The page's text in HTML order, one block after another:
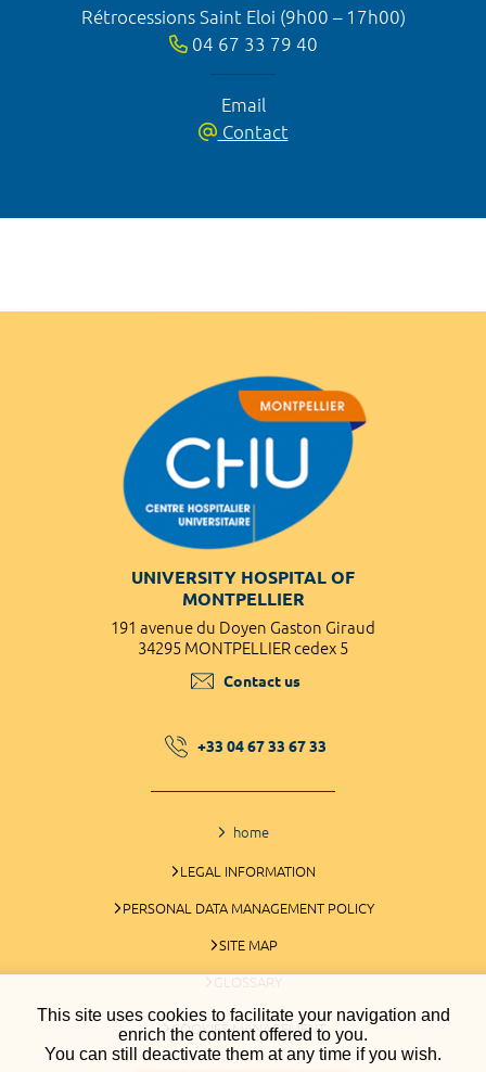
This site uses cookies to facilitate your navigation and
enrich the content offered to you.
You can still deactivate them at any time if you wish.
Rétrocessions Saint Eloi (9h00 – 17h00)
04 67 33 79 40
Email
Contact
UNIVERSITY HOSPITAL OF
MONTPELLIER
191 avenue du Doyen Gaston Giraud
34295 MONTPELLIER cedex 5
Contact us
+33 04 67 33 67 33
home
LEGAL INFORMATION
PERSONAL DATA MANAGEMENT POLICY
SITE MAP
GLOSSARY
COOKIES MANAGEMENT